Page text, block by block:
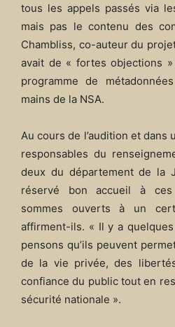
tous les appels passés via
mais pas le contenu des
Chambliss, co-auteur du
avait de « fortes objections
programme de
mains de la NSA.
Au cours de l’audition et
responsables du
deux du département de la
réservé bon accueil à
sommes ouverts à un
affirment-ils. « Il y a
pensons qu’ils peuvent
de la vie privée, des
confiance du public tout en
sécurité nationale ».